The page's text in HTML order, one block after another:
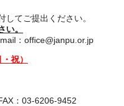
してご提出ください。
い。
：office@janpu.or.jp
祝）
：03-6206-9452